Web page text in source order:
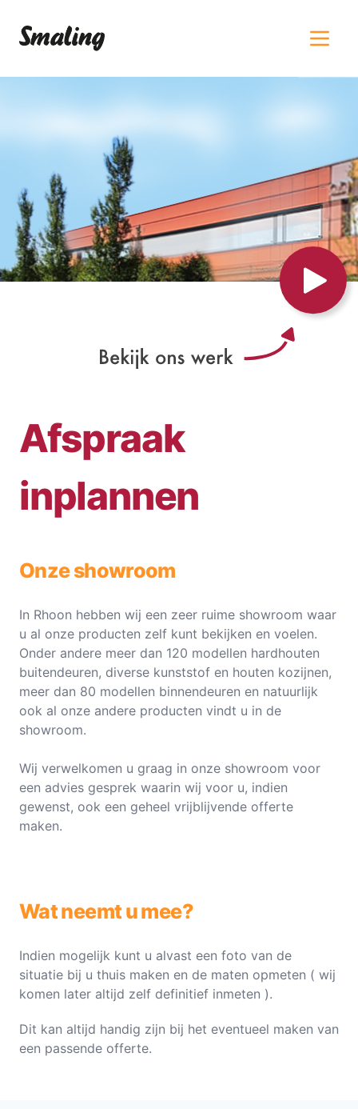
Afspraak
inplannen
Onze showroom
In Rhoon hebben wij een zeer ruime showroom waar
u al onze producten zelf kunt bekijken en voelen.
Onder andere meer dan 120 modellen hardhouten
buitendeuren, diverse kunststof en houten kozijnen,
meer dan 80 modellen binnendeuren en natuurlijk
ook al onze andere producten vindt u in de
showroom.
Wij verwelkomen u graag in onze showroom voor
een advies gesprek waarin wij voor u, indien
gewenst, ook een geheel vrijblijvende offerte
maken.
Wat neemt u mee?
Indien mogelijk kunt u alvast een foto van de
situatie bij u thuis maken en de maten opmeten ( wij
komen later altijd zelf definitief inmeten ).
Dit kan altijd handig zijn bij het eventueel maken van
een passende offerte.